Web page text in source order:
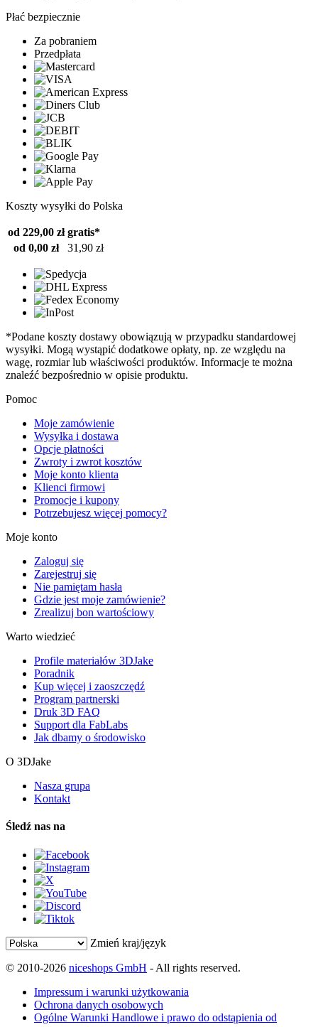
Płać bezpiecznie
Za pobraniem
Przedpłata
Koszty wysyłki do Polska
od 229,00 zł gratis*
od 0,00 zł
31,90 zł
*Podane koszty dostawy obowiązują w przypadku standardowej
wysyłki. Mogą wystąpić dodatkowe opłaty, np. ze względu na
wagę, rozmiar lub właściwości produktów. Informacje te można
znaleźć bezpośrednio w opisie produktu.
Pomoc
Moje zamówienie
Wysyłka i dostawa
Opcje płatności
Zwroty i zwrot kosztów
Moje konto klienta
Klienci firmowi
Promocje i kupony
Potrzebujesz więcej pomocy?
Moje konto
Zaloguj się
Zarejestruj się
Nie pamiętam hasła
Gdzie jest moje zamówienie?
Zrealizuj bon wartościowy
Warto wiedzieć
Profile materiałów 3DJake
Poradnik
Kup więcej i zaoszczędź
Program partnerski
Druk 3D FAQ
Support dla FabLabs
Jak dbamy o środowisko
O 3DJake
Nasza grupa
Kontakt
Śledź nas na
Zmień kraj/język
© 2010-2026 niceshops GmbH - All rights reserved.
Impressum i warunki użytkowania
Ochrona danych osobowych
Ogólne Warunki Handlowe i prawo do odstąpienia od